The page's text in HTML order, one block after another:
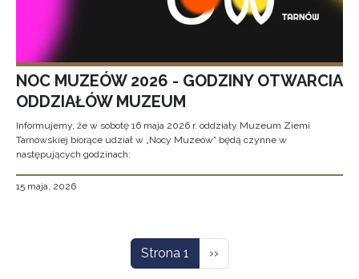
NOC MUZEÓW 2026 - GODZINY OTWARCIA
ODDZIAŁÓW MUZEUM
Informujemy, że w sobotę 16 maja 2026 r. oddziały Muzeum Ziemi
Tarnowskiej biorące udział w „Nocy Muzeów” będą czynne w
następujących godzinach:
15 maja, 2026
Strona 1 Następna strona
››